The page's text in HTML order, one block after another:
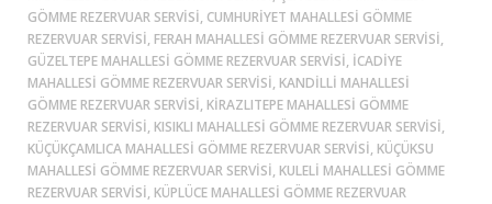
GÖMME REZERVUAR SERVISI, CUMHURIYET MAHALLESI GÖMME
REZERVUAR SERVISI, FERAH MAHALLESI GÖMME REZERVUAR SERVISI,
GÜZELTEPE MAHALLESI GÖMME REZERVUAR SERVISI, İCADIYE
MAHALLESI GÖMME REZERVUAR SERVISI, KANDILLI MAHALLESI
GÖMME REZERVUAR SERVISI, KIRAZLITEPE MAHALLESI GÖMME
REZERVUAR SERVISI, KISIKLI MAHALLESI GÖMME REZERVUAR SERVISI,
KÜÇÜKÇAMLICA MAHALLESI GÖMME REZERVUAR SERVISI, KÜÇÜKSU
MAHALLESI GÖMME REZERVUAR SERVISI, KULELI MAHALLESI GÖMME
REZERVUAR SERVISI, KÜPLÜCE MAHALLESI GÖMME REZERVUAR